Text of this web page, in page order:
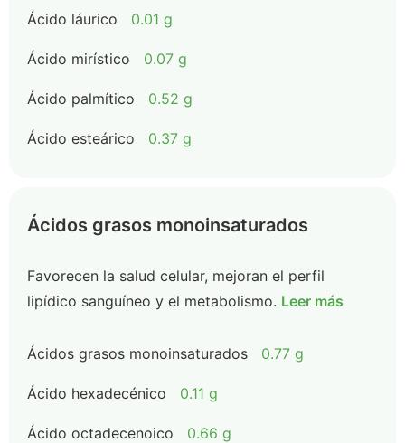
Ácido láurico 0.01 g
Ácido mirístico 0.07 g
Ácido palmítico 0.52 g
Ácido esteárico 0.37 g
Ácidos grasos monoinsaturados
Favorecen la salud celular, mejoran el perfil
lipídico sanguíneo y el metabolismo. Leer más
Ácidos grasos monoinsaturados 0.77 g
Ácido hexadecénico 0.11 g
Ácido octadecenoico 0.66 g